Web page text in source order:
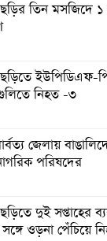
তিন মসজিদে ১
ইউপিডিএফ-
নিহত -৩
জেলায়
পরিষদের
দুই সপ্তাহের
সঙ্গে ওড়না